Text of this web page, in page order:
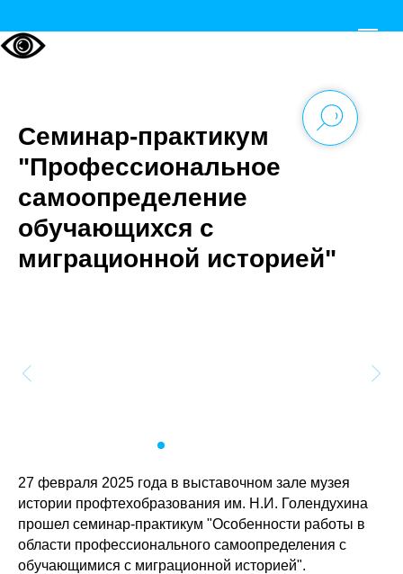
Семинар-практикум
"Профессиональное
самоопределение
обучающихся с
миграционной историей"
27 февраля 2025 года в выставочном зале музея
истории профтехобразования им. Н.И. Голендухина
прошел семинар-практикум "Особенности работы в
области профессионального самоопределения с
обучающимися с миграционной историей".